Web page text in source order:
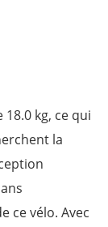
kg, ce qui
la
ce vélo. Avec